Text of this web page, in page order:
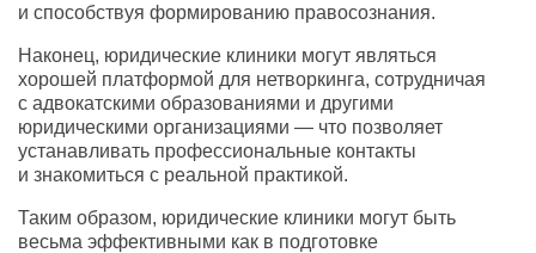
и способствуя формированию правосознания.
Наконец, юридические клиники могут являться
хорошей платформой для нетворкинга, сотрудничая
с адвокатскими образованиями и другими
юридическими организациями — что позволяет
устанавливать профессиональные контакты
и знакомиться с реальной практикой.
Таким образом, юридические клиники могут быть
весьма эффективными как в подготовке